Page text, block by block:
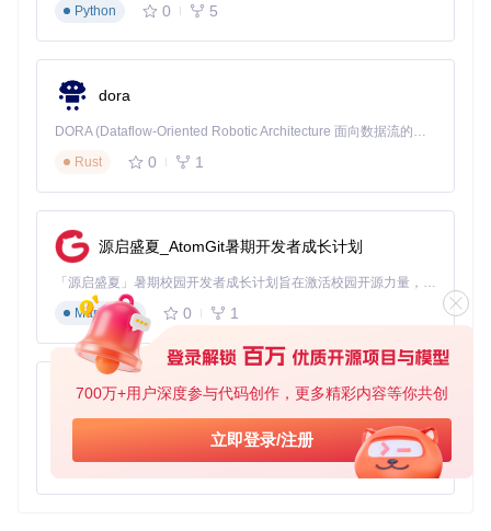
700万+用户深度参与代码创作，更多精彩内容等你共创
立即登录/注册
通过以上步骤，你可以快速启动并应用 LearnToPayAttention
项目，实现高效的图像分类任务。
Python
0 5
dora
DORA (Dataflow-Oriented Robotic Architecture 面向数据流的机器人架构) 是为 AI 与具身智能机器人打造的高性能开发框架，以数据流范式重构开发逻辑，原生支持分布式部署与端边云协同 —— 无需复杂适配，即可实现一体端到端具身大小脑、VLA等模型部署，无缝衔接感知、推理、控制全链路，让 AI 能力与机器人动作深度融合。 依托 Rust 内核与零拷贝通信技术，它将具身大小脑、VLA等模型推理、多模态数据融合延迟压缩至微秒级，同时兼容 ROS2 生态与国产 AI 芯片，彻底降低具身智能机器人的开发门槛，让分布式部署下的 AI 赋能创新更高效、更灵活。
Rust
0 1
源启盛夏_AtomGit暑期开发者成长计划
「源启盛夏」暑期校园开发者成长计划旨在激活校园开源力量，通过积分激励、认证扶持、资源倾斜等形式，引导高校组织和开发者完成「入驻 — 建项目 — 做贡献 — 获认证 — 得资源」的完整闭环。无论你是想带领社团入驻平台的组织者，还是希望用代码贡献证明自己的开发者，都能在这里找到属于你的成长路径。
Markdown
0 1
py-xiaozhi
基于Python的Xiaozhi AI，适用于想要完整Xiaozhi体验而无需拥有专用硬件的用户。
Python
0 1